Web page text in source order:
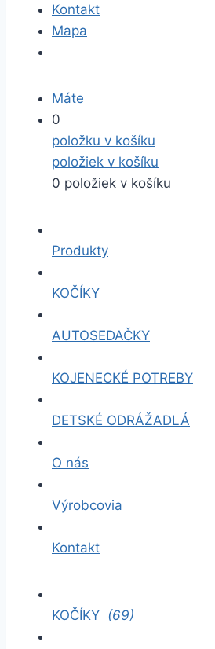
Kontakt
Mapa
Máte
0
položku v košíku
položiek v košíku
0 položiek v košíku
Produkty
KOČÍKY
AUTOSEDAČKY
KOJENECKÉ POTREBY
DETSKÉ ODRÁŽADLÁ
O nás
Výrobcovia
Kontakt
KOČÍKY (69)